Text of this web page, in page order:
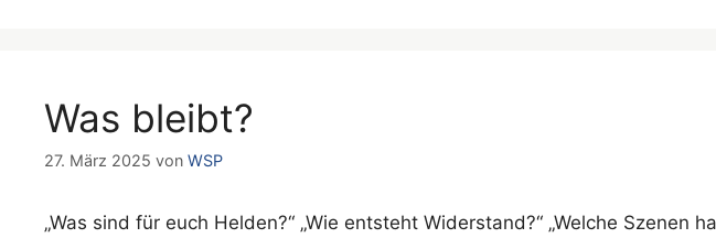
Was bleibt?
27. März 2025 von WSP
„Was sind für euch Helden?“ „Wie entsteht Widerstand?“ „Welche